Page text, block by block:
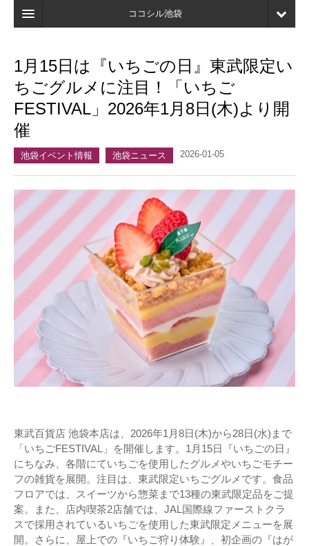
ココシル池袋
検索
店舗・施設最新情報
マイページ
1月15日は『いちごの日』東武限定い
ちごグルメに注目！「いちご
FESTIVAL」2026年1月8日(木)より開
催
池袋イベント情報 池袋ニュース 2026-01-05
東武百貨店 池袋本店は、2026年1月8日(木)から28日(水)まで
「いちごFESTIVAL」を開催します。1月15日『いちごの日』
にちなみ、各階にていちごを使用したグルメやいちごモチー
フの雑貨を展開。注目は、東武限定いちごグルメです。食品
フロアでは、スイーツから惣菜まで13種の東武限定品をご提
案。また、店内喫茶2店舗では、JAL国際線ファーストクラ
スで採用されているいちごを使用した東武限定メニューを展
開。さらに、屋上での『いちご狩り体験』、初企画の『はが